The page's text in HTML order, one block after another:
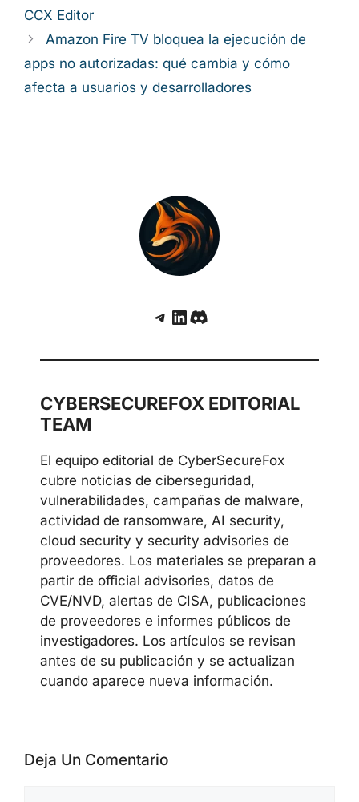
CCX Editor
Amazon Fire TV bloquea la ejecución de
apps no autorizadas: qué cambia y cómo
afecta a usuarios y desarrolladores
Telegram
LinkedIn
Discord
CYBERSECUREFOX EDITORIAL
TEAM
El equipo editorial de CyberSecureFox
cubre noticias de ciberseguridad,
vulnerabilidades, campañas de malware,
actividad de ransomware, AI security,
cloud security y security advisories de
proveedores. Los materiales se preparan a
partir de official advisories, datos de
CVE/NVD, alertas de CISA, publicaciones
de proveedores e informes públicos de
investigadores. Los artículos se revisan
antes de su publicación y se actualizan
cuando aparece nueva información.
Deja Un Comentario